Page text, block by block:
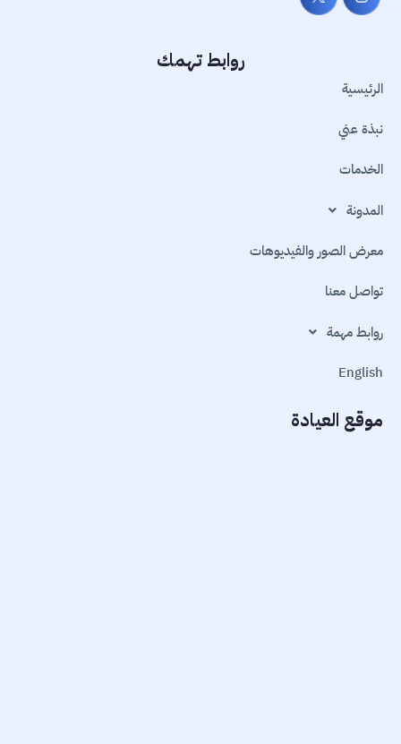
روابط تهمك
الرئيسية
نبذة عني
الخدمات
المدونة
معرض الصور والفيديوهات
تواصل معنا
روابط مهمة
English
موقع العيادة